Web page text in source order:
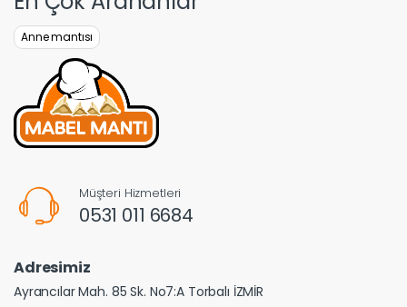
Anne mantısı
Müşteri Hizmetleri
0531 011 6684
Adresimiz
Ayrancılar Mah. 85 Sk. No7:A Torbalı İZMİR